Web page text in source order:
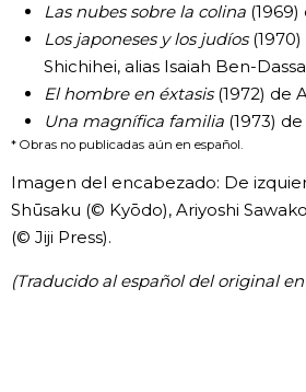
Las nubes sobre la colina(1969)
Los japoneses y los judíos
Shichihei, alias Isaiah Ben-
El hombre en éxtasis(1972) de
Una magnífica familia(1973) de
* Obras no publicadas aún en español.
Imagen del encabezado: De
Shūsaku (© Kyōdo), Ariyoshi
(© Jiji Press).
(Traducido al español del original